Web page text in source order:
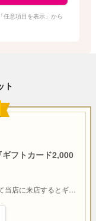
任意項目を表示」から
ト
フトカード2,000
当店に来店するとギ…